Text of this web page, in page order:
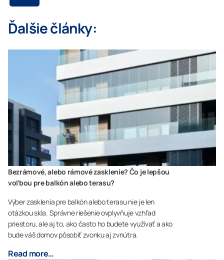
Ďalšie články:
Bezrámové, alebo rámové zasklenie? Čo je lepšou
voľbou pre balkón alebo terasu?
Výber zasklenia pre balkón alebo terasu nie je len
otázkou skla. Správne riešenie ovplyvňuje vzhľad
priestoru, ale aj to, ako často ho budete využívať a ako
bude váš domov pôsobiť zvonku aj zvnútra.
Read more…